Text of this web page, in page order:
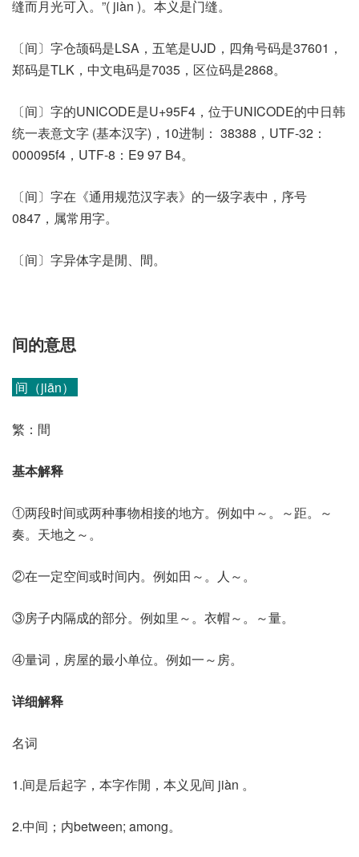
缝而月光可入。”( jiàn )。本义是门缝。
〔间〕字仓颉码是LSA，五笔是UJD，四角号码是37601，
郑码是TLK，中文电码是7035，区位码是2868。
〔间〕字的UNICODE是U+95F4，位于UNICODE的中日韩
统一表意文字 (基本汉字)，10进制： 38388，UTF-32：
000095f4，UTF-8：E9 97 B4。
〔间〕字在《通用规范汉字表》的一级字表中，序号
0847，属常用字。
〔间〕字异体字是閒、間。
间的意思
间（jiān）
繁：間
基本解释
①两段时间或两种事物相接的地方。例如中～。～距。～
奏。天地之～。
②在一定空间或时间内。例如田～。人～。
③房子内隔成的部分。例如里～。衣帽～。～量。
④量词，房屋的最小单位。例如一～房。
详细解释
名词
1.间是后起字，本字作閒，本义见间 jiàn 。
2.中间；内between; among。